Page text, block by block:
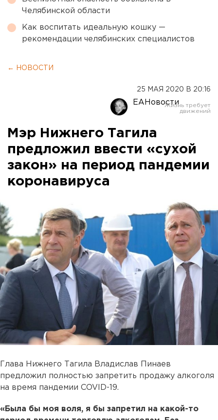
Челябинской области
Как воспитать идеальную кошку —
рекомендации челябинских специалистов
← НОВОСТИ
25 МАЯ 2020 В 20:16
ЕАНовости
Мэр Нижнего Тагила
предложил ввести «сухой
закон» на период пандемии
коронавируса
Глава Нижнего Тагила Владислав Пинаев
предложил полностью запретить продажу алкоголя
на время пандемии COVID-19.
«Была бы моя воля, я бы запретил на какой-то